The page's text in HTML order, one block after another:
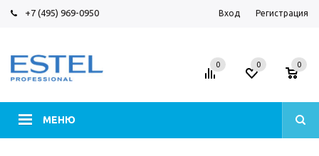
+7 (495) 969-0950 Вход Регистрация
МЕНЮ
0 0 0